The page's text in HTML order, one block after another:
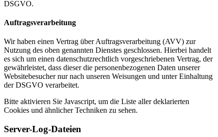
DSGVO.
Auftragsverarbeitung
Wir haben einen Vertrag über Auftragsverarbeitung (AVV) zur
Nutzung des oben genannten Dienstes geschlossen. Hierbei handelt
es sich um einen datenschutzrechtlich vorgeschriebenen Vertrag, der
gewährleistet, dass dieser die personenbezogenen Daten unserer
Websitebesucher nur nach unseren Weisungen und unter Einhaltung
der DSGVO verarbeitet.
Bitte aktivieren Sie Javascript, um die Liste aller deklarierten
Cookies und ähnlicher Techniken zu sehen.
Server-Log-Dateien